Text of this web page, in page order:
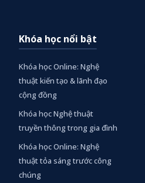
Khóa học nổi bật
Khóa học Online: Nghệ
thuật kiến tạo & lãnh đạo
cộng đồng
Khóa học Nghệ thuật
truyền thông trong gia đình
Khóa học Online: Nghệ
thuật tỏa sáng trước công
chúng